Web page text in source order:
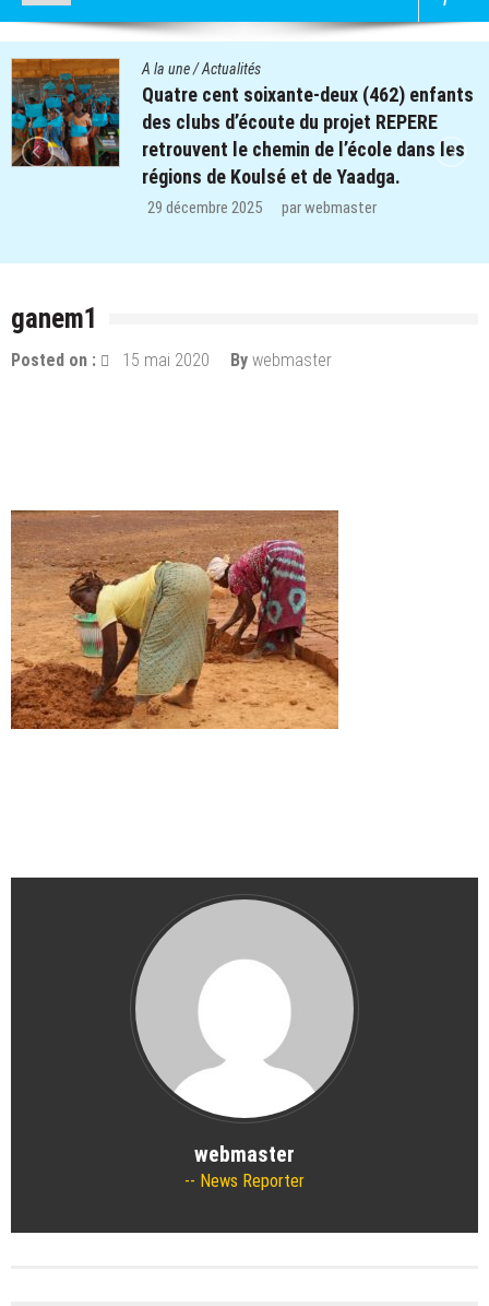
A la une/Actualités
Quatre cent soixante-deux (462) enfants
des clubs d’écoute du projet REPERE
retrouvent le chemin de l’école dans les
régions de Koulsé et de Yaadga.
29 décembre 2025 parwebmaster
ganem1
Posted on : 15 mai 2020 By webmaster
webmaster
News Reporter